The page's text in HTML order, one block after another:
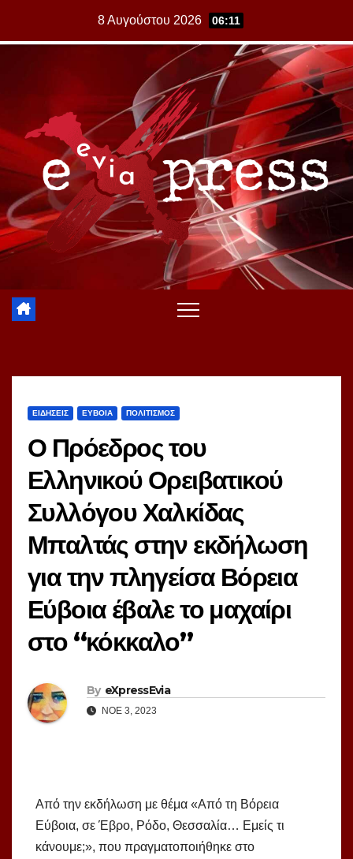
8 Αυγούστου 2026 06:11
ΕΙΔΗΣΕΙΣ ΕΥΒΟΙΑ ΠΟΛΙΤΙΣΜΟΣ
Ο Πρόεδρος του
Ελληνικού Ορειβατικού
Συλλόγου Χαλκίδας
Μπαλτάς στην εκδήλωση
για την πληγείσα Βόρεια
Εύβοια έβαλε το μαχαίρι
στο “κόκκαλο”
By eXpressEvia
ΝΟΈ 3, 2023
Από την εκδήλωση με θέμα «Από τη Βόρεια
Εύβοια, σε Έβρο, Ρόδο, Θεσσαλία… Εμείς τι
κάνουμε;», που πραγματοποιήθηκε στο